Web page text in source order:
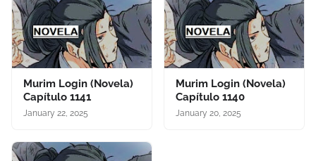
Murim Login (Novela)
Capítulo 1141
January 22, 2025
Murim Login (Novela)
Capítulo 1140
January 20, 2025